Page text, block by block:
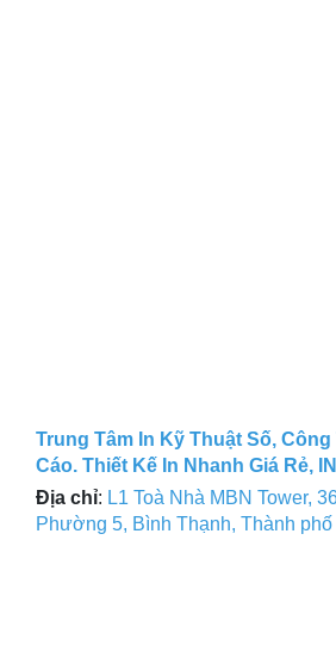
Trung Tâm In Kỹ Thuật Số, Công
Cáo. Thiết Kế In Nhanh Giá Rẻ,
Địa chỉ: L1 Toà Nhà MBN Tower,
Phường 5, Bình Thạnh, Thành